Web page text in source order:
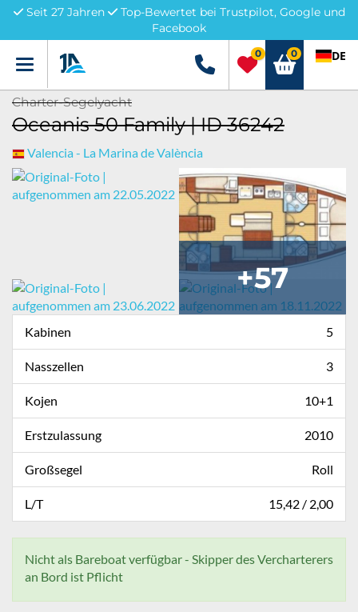
Seit 27 Jahren
Top-Bewertet bei Trustpilot, Google und
Facebook
Menü +49 5741 3222690
0 0 DE
Charter-Segelyacht
Oceanis 50 Family | ID 36242
Valencia - La Marina de València
+57
Kabinen 5
Nasszellen 3
Kojen 10+1
Erstzulassung 2010
Großsegel Roll
L/T 15,42 / 2,00
Nicht als Bareboat verfügbar - Skipper des Vercharterers
an Bord ist Pflicht